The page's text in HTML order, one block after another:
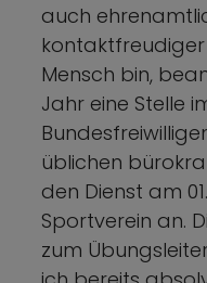
auch
Mensch bin,
Jahr eine Stelle
üblichen
den Dienst am
Sportverein an.
zum